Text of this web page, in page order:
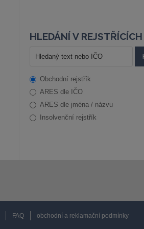
HLEDÁNÍ V REJSTŘÍCÍCH
Obchodní rejstřík
ARES dle IČO
ARES dle jména / názvu
Insolvenční rejstřík
FAQ obchodní a reklamační podmínky